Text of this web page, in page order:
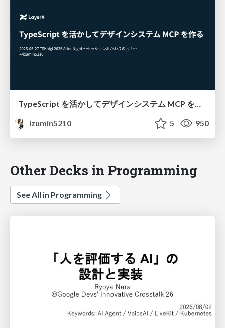
TypeScript を活かしてデザインシステム MCP を作る / #tskaigi_after_night
izumin5210
5 950
Other Decks in Programming
See All in Programming